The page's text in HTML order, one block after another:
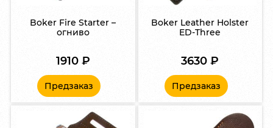
Boker Fire Starter –
огниво
1910 ₽
Предзаказ
Boker Leather Holster
ED-Three
3630₽
Предзаказ